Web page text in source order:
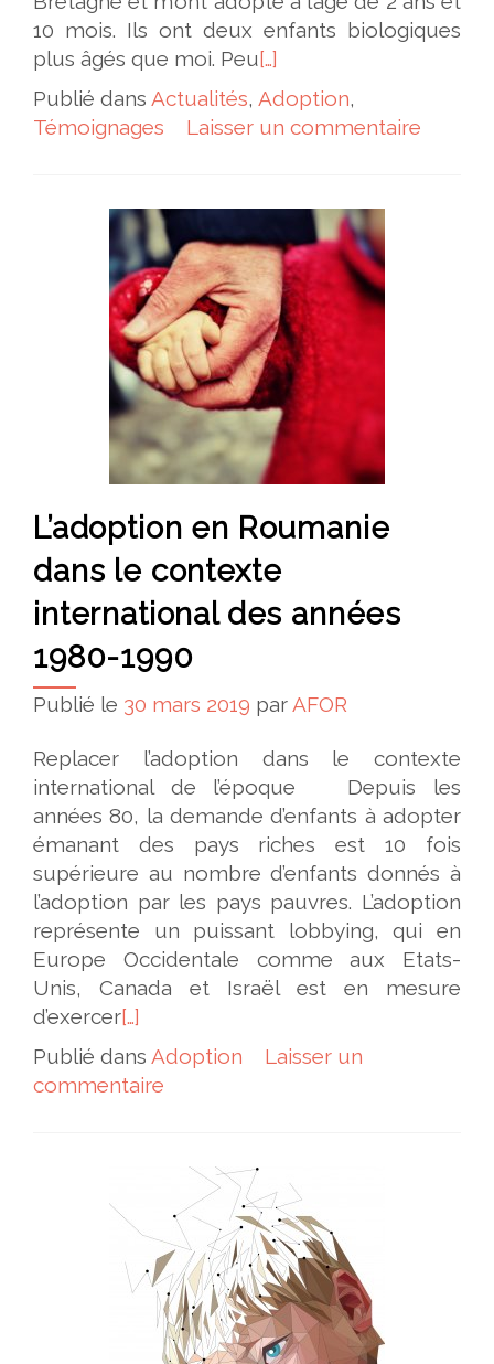
10 mois. Ils ont deux enfants biologiques
plus âgés que moi. Peu[…]
Publié dans Actualités, Adoption,
Témoignages
Laisser un commentaire
L’adoption en Roumanie
dans le contexte
international des années
1980-1990
Publié le 30 mars 2019 par AFOR
Replacer l’adoption dans le contexte
international de l’époque Depuis les
années 80, la demande d’enfants à adopter
émanant des pays riches est 10 fois
supérieure au nombre d’enfants donnés à
l’adoption par les pays pauvres. L’adoption
représente un puissant lobbying, qui en
Europe Occidentale comme aux Etats-
Unis, Canada et Israël est en mesure
d’exercer[…]
Publié dans Adoption
Laisser un
commentaire